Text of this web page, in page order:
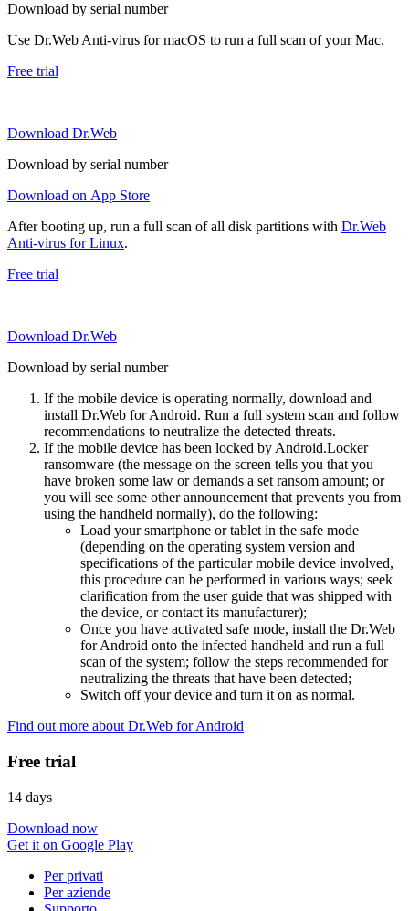
Download by serial number
Use Dr.Web Anti-virus for macOS to run a full scan of your Mac.
Free trial
Download Dr.Web
Download by serial number
Download on App Store
After booting up, run a full scan of all disk partitions with Dr.Web
Anti-virus for Linux.
Free trial
Download Dr.Web
Download by serial number
If the mobile device is operating normally, download and
install Dr.Web for Android. Run a full system scan and follow
recommendations to neutralize the detected threats.
If the mobile device has been locked by Android.Locker
ransomware (the message on the screen tells you that you
have broken some law or demands a set ransom amount; or
you will see some other announcement that prevents you from
using the handheld normally), do the following:
Load your smartphone or tablet in the safe mode
(depending on the operating system version and
specifications of the particular mobile device involved,
this procedure can be performed in various ways; seek
clarification from the user guide that was shipped with
the device, or contact its manufacturer);
Once you have activated safe mode, install the Dr.Web
for Android onto the infected handheld and run a full
scan of the system; follow the steps recommended for
neutralizing the threats that have been detected;
Switch off your device and turn it on as normal.
Find out more about Dr.Web for Android
Free trial
14 days
Download now
Get it on Google Play
Per privati
Per aziende